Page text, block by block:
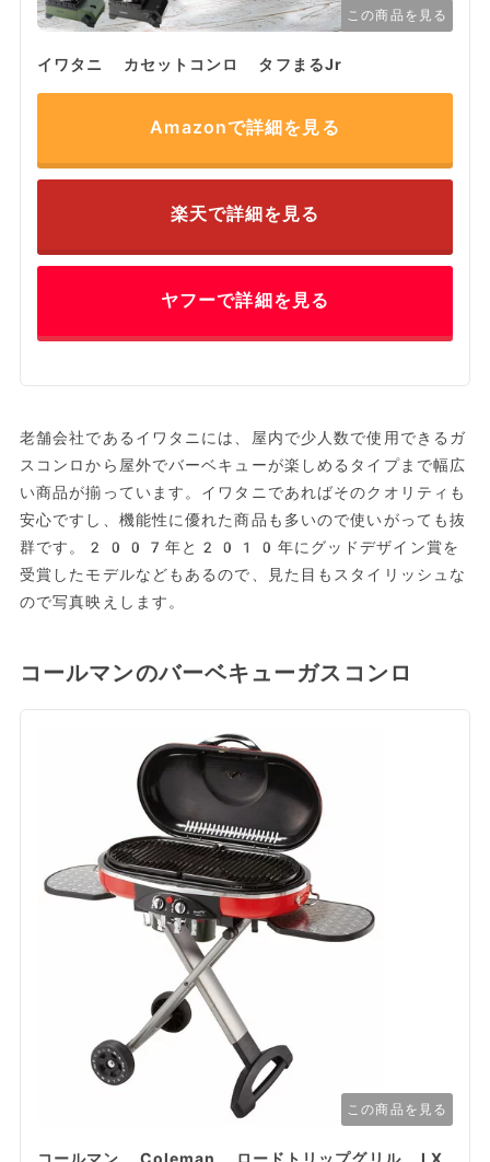
この商品を見る
イワタニ カセットコンロ タフまるJr
Amazonで詳細を見る
楽天で詳細を見る
ヤフーで詳細を見る
老舗会社であるイワタニには、屋内で少人数で使用できるガ
スコンロから屋外でバーベキューが楽しめるタイプまで幅広
い商品が揃っています。イワタニであればそのクオリティも
安心ですし、機能性に優れた商品も多いので使いがっても抜
群です。2007年と2010年にグッドデザイン賞を
受賞したモデルなどもあるので、見た目もスタイリッシュな
ので写真映えします。
コールマンのバーベキューガスコンロ
この商品を見る